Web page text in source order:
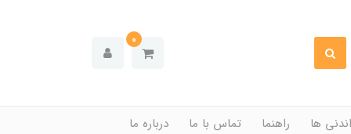
0
ها راهنما تماس با ما درباره ما